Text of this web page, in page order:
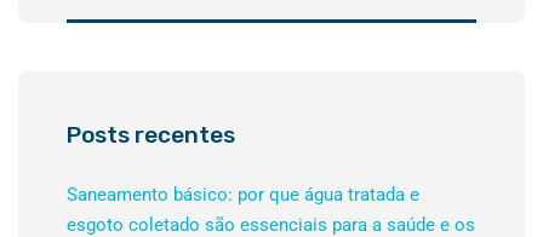
Posts recentes
Saneamento básico: por que água tratada e
esgoto coletado são essenciais para a saúde e os